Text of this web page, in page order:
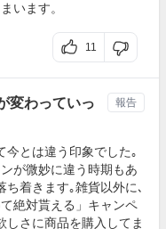
います。
11
変わっていっ
今とは違う印象でした｡
が微妙に違う時期もあ
着きます｡雑貨以外に､
絶対貰える」キャンペ
しさに商品を購入してま
報告